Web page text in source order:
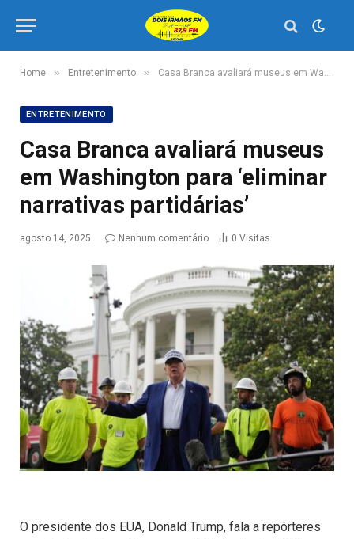
Home » Entretenimento » Casa Branca avaliará museus em Washington para ‘eliminar narrativas partidárias’
ENTRETENIMENTO
Casa Branca avaliará museus
em Washington para ‘eliminar
narrativas partidárias’
agosto 14, 2025 Nenhum comentário 0 Visitas
O presidente dos EUA, Donald Trump, fala a repórteres